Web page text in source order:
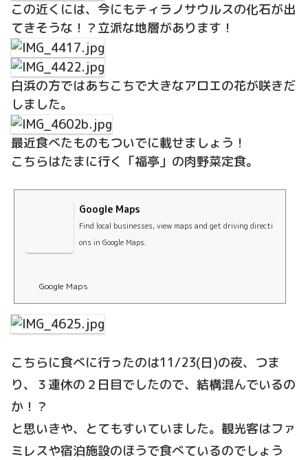
この近くには、今にもティラノサウルスの化石が出
てきそうな！？立派な地層があります！
白浜の方ではあちこちで大きなアロエの花が咲きだ
しました。
最近食べたものもついでに載せましょう！
こちらはたまに行く「福亭」の肉野菜定食。
Google Maps
Find local businesses, view maps and get driving directi
ons in Google Maps.
Google Maps
こちらに食べに行ったのは11/23(日)の夜、つま
り、３連休の２日目でしたので、結構混んでいるの
か！？
と思いきや、とてもすいていました。観光客はファ
ミレスや宿泊施設のほうで食べているのでしょう